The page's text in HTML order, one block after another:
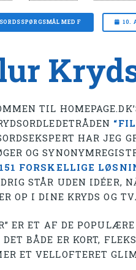
MED F 10.
TIL
HAR JEG
OG
151 FORSKELLIGE
STÅR UDEN IDÉER,
OP I DINE KRYDS OG
ER ET AF DE POPULÆRE
DET BÅDE ER KORT,
ET VELLOFTERET